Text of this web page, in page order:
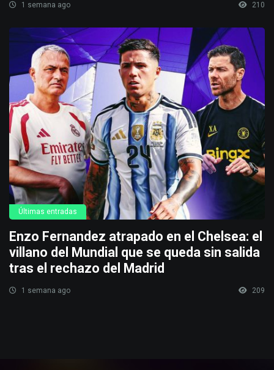
1 semana ago 210
Últimas entradas
Enzo Fernandez atrapado en el Chelsea: el
villano del Mundial que se queda sin salida
tras el rechazo del Madrid
1 semana ago 209